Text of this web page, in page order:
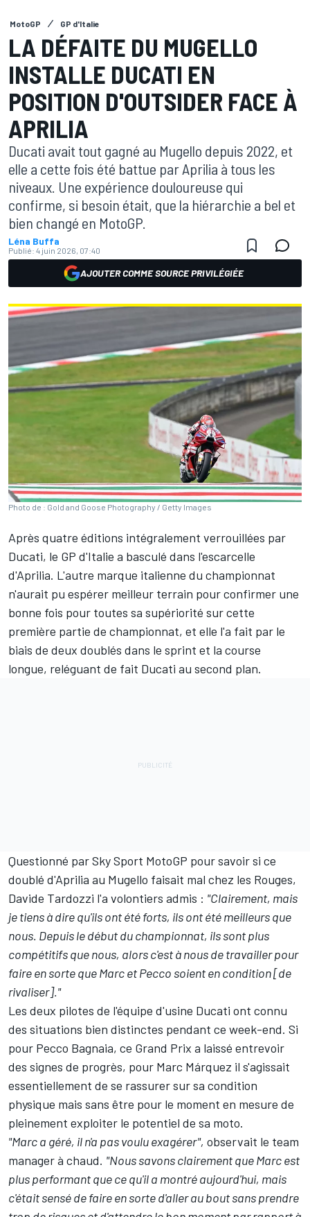
MotoGP GP d'Italie
LA DÉFAITE DU MUGELLO
INSTALLE DUCATI EN
POSITION D'OUTSIDER FACE À
APRILIA
Ducati avait tout gagné au Mugello depuis 2022, et
elle a cette fois été battue par Aprilia à tous les
niveaux. Une expérience douloureuse qui
confirme, si besoin était, que la hiérarchie a bel et
bien changé en MotoGP.
Léna Buffa
Publié: 4 juin 2026, 07:40
AJOUTER COMME SOURCE PRIVILÉGIÉE
Photo de : Gold and Goose Photography / Getty Images
Après quatre éditions intégralement verrouillées par
Ducati, le GP d'Italie a basculé dans l'escarcelle
d'Aprilia. L'autre marque italienne du championnat
n'aurait pu espérer meilleur terrain pour confirmer une
bonne fois pour toutes sa supériorité sur cette
première partie de championnat, et elle l'a fait par le
biais de deux doublés dans le sprint et la course
longue, reléguant de fait Ducati au second plan.
Questionné par Sky Sport MotoGP pour savoir si ce
doublé d'Aprilia au Mugello faisait mal chez les Rouges,
Davide Tardozzi l'a volontiers admis : "Clairement, mais
je tiens à dire qu'ils ont été forts, ils ont été meilleurs que
nous. Depuis le début du championnat, ils sont plus
compétitifs que nous, alors c'est à nous de travailler pour
faire en sorte que Marc et Pecco soient en condition [de
rivaliser]."
Les deux pilotes de l'équipe d'usine Ducati ont connu
des situations bien distinctes pendant ce week-end. Si
pour Pecco Bagnaia, ce Grand Prix a laissé entrevoir
des signes de progrès, pour Marc Márquez il s'agissait
essentiellement de se rassurer sur sa condition
physique mais sans être pour le moment en mesure de
pleinement exploiter le potentiel de sa moto.
"Marc a géré, il n'a pas voulu exagérer", observait le team
manager à chaud. "Nous savons clairement que Marc est
plus performant que ce qu'il a montré aujourd'hui, mais
c'était sensé de faire en sorte d'aller au bout sans prendre